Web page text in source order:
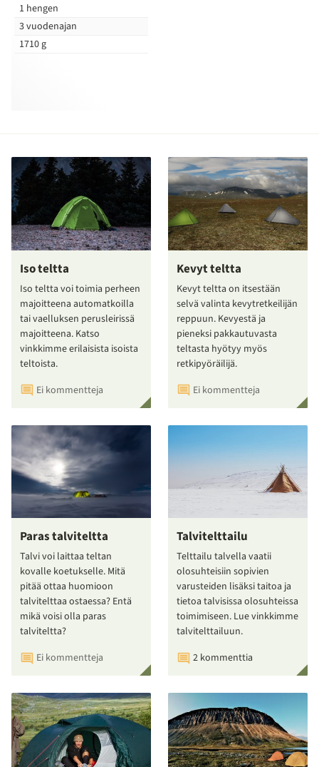
1 hengen
3 vuodenajan
1710 g
Iso teltta
Iso teltta voi toimia perheen
majoitteena automatkoilla
tai vaelluksen perusleirissä
majoitteena. Katso
vinkkimme erilaisista isoista
teltoista.
Ei kommentteja
Kevyt teltta
Kevyt teltta on itsestään
selvä valinta kevytretkeilijän
reppuun. Kevyestä ja
pieneksi pakkautuvasta
teltasta hyötyy myös
retkipyöräilijä.
Ei kommentteja
Paras talviteltta
Talvi voi laittaa teltan
kovalle koetukselle. Mitä
pitää ottaa huomioon
talvitelttaa ostaessa? Entä
mikä voisi olla paras
talviteltta?
Ei kommentteja
Talvitelttailu
Telttailu talvella vaatii
olosuhteisiin sopivien
varusteiden lisäksi taitoa ja
tietoa talvisissa olosuhteissa
toimimiseen. Lue vinkkimme
talvitelttailuun.
2 kommenttia